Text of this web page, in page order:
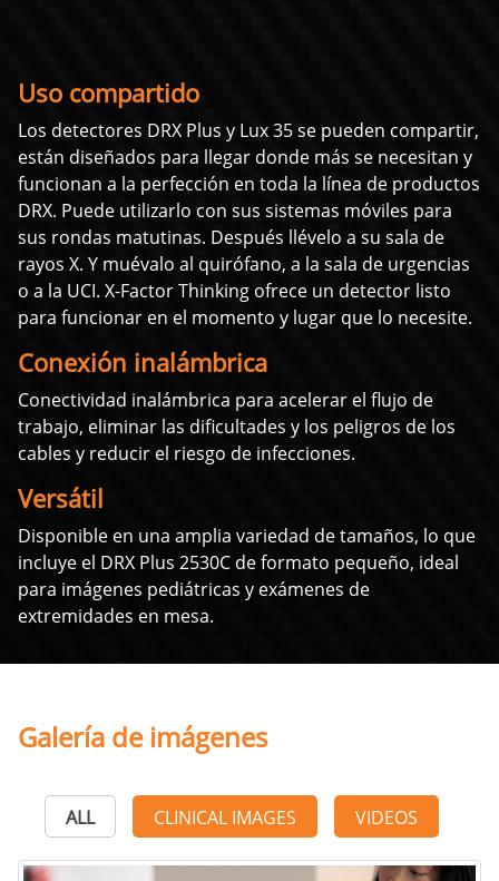
Uso compartido
Los detectores DRX Plus y Lux 35 se pueden compartir,
están diseñados para llegar donde más se necesitan y
funcionan a la perfección en toda la línea de productos
DRX. Puede utilizarlo con sus sistemas móviles para
sus rondas matutinas. Después llévelo a su sala de
rayos X. Y muévalo al quirófano, a la sala de urgencias
o a la UCI. X-Factor Thinking ofrece un detector listo
para funcionar en el momento y lugar que lo necesite.
Conexión inalámbrica
Conectividad inalámbrica para acelerar el flujo de
trabajo, eliminar las dificultades y los peligros de los
cables y reducir el riesgo de infecciones.
Versátil
Disponible en una amplia variedad de tamaños, lo que
incluye el DRX Plus 2530C de formato pequeño, ideal
para imágenes pediátricas y exámenes de
extremidades en mesa.
Galería de imágenes
ALL CLINICAL IMAGES VIDEOS